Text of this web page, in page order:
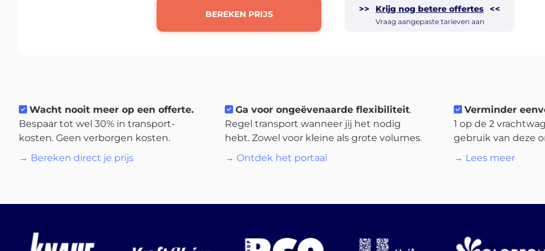
BEREKEN PRIJS >> Krijg nog betere offertes <<
Vraag aangepaste tarieven aan
Wacht nooit meer op een offerte.
Bespaar tot wel 30% in transport-
kosten. Geen verborgen kosten.
→ Bereken direct je prijs
Ga voor ongeëvenaarde flexibiliteit.
Regel transport wanneer jij het nodig
hebt. Zowel voor kleine als grote volumes.
→ Ontdek het portaal
Verminder
1 op de 2
gebruik van deze
→ Lees meer